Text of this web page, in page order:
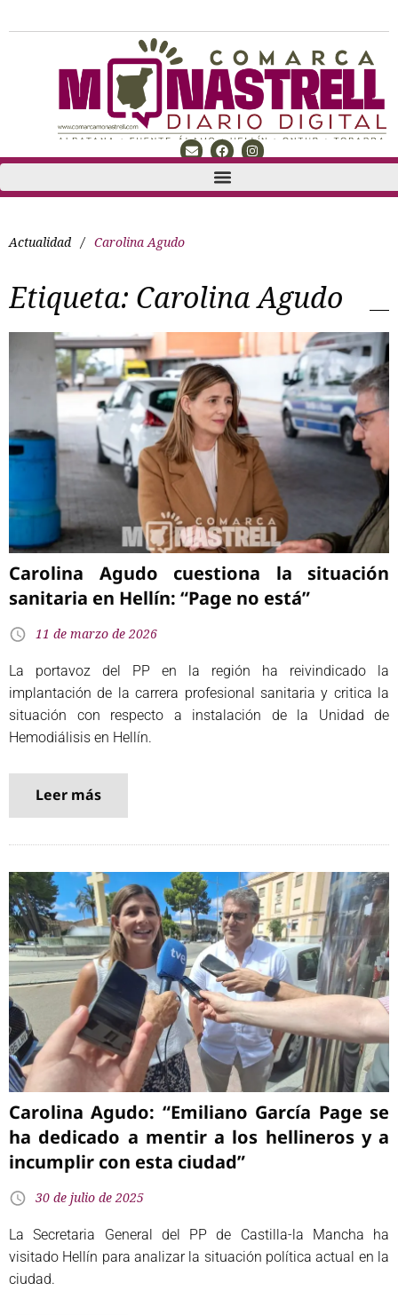
Actualidad / Carolina Agudo
Etiqueta: Carolina Agudo
Carolina Agudo cuestiona la situación
sanitaria en Hellín: “Page no está”
11 de marzo de 2026
La portavoz del PP en la región ha reivindicado la
implantación de la carrera profesional sanitaria y critica la
situación con respecto a instalación de la Unidad de
Hemodiálisis en Hellín.
Leer más
Carolina Agudo: “Emiliano García Page se
ha dedicado a mentir a los hellineros y a
incumplir con esta ciudad”
30 de julio de 2025
La Secretaria General del PP de Castilla-la Mancha ha
visitado Hellín para analizar la situación política actual en la
ciudad.